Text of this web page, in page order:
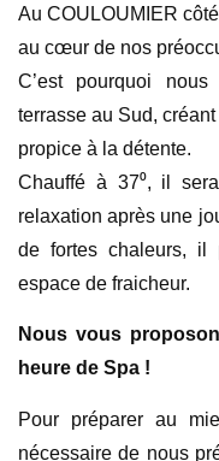
Au COULOUMIER
au cœur de nos
C’est pourquoi
terrasse au Sud,
propice à la détente.
Chauffé à 37⁰, il
relaxation après une
de fortes chaleurs, il
espace de fraicheur.
Nous vous
heure de Spa !
Pour préparer au
nécessaire de nous